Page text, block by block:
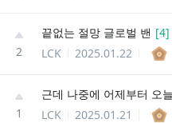
2
끝없는 절망 글로벌 밴 [4]
LCK
2025.01.22
1
LCK
2025.01.21